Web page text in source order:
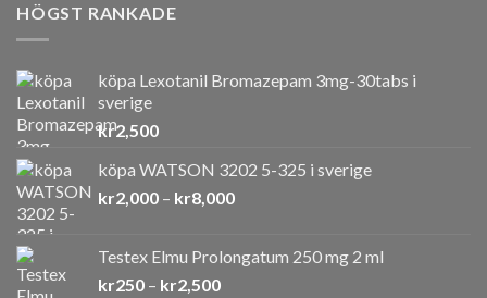
HÖGST RANKADE
köpa Lexotanil Bromazepam 3mg-30tabs i
sverige
kr2,500
köpa WATSON 3202 5-325 i sverige
kr2,000 – kr8,000Prisintervall:
kr8,000
Testex Elmu Prolongatum 250 mg 2 ml
kr250 – kr2,500Prisintervall: